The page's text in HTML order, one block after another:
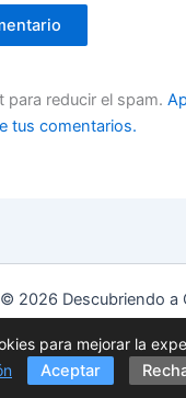
para reducir el spam.
tus comentarios.
2026 Descubriendo a
|Política de cookies
para mejorar la
Aceptar